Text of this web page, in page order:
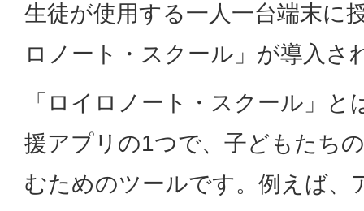
生徒が使用する一人一台端末に
ロノート・スクール」が導入さ
「ロイロノート・スクール」
援アプリの1つで、子どもたち
むためのツールです。例えば、